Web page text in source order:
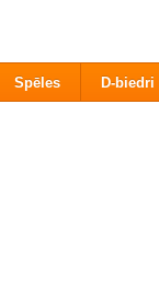
Spēles D-biedri